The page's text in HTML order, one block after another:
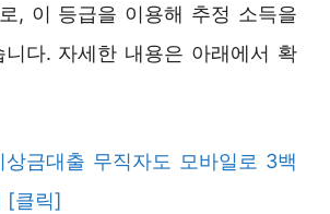
, 이 등급을 이용해 추정 소득을
다. 자세한 내용은 아래에서 확
상금대출 무직자도 모바일로 3백
[클릭]